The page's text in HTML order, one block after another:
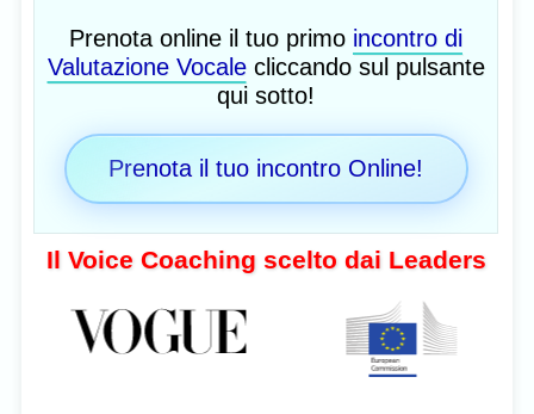
Prenota online il tuo primo incontro di
Valutazione Vocalecliccando sul pulsante
qui sotto!
Prenota il tuo incontro Online!
Il Voice Coaching scelto dai Leaders